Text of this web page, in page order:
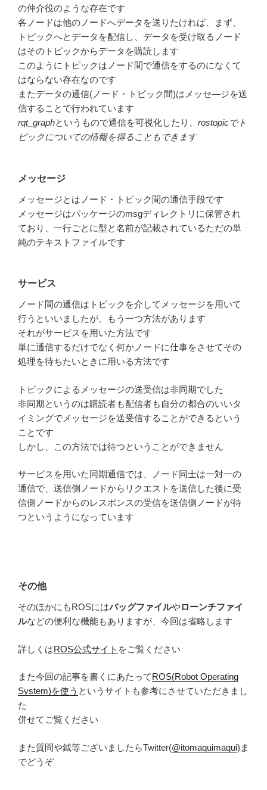
の仲介役のような存在です
各ノードは他のノードへデータを送りたければ、まず、
トピックへとデータを配信し、データを受け取るノード
はそのトピックからデータを購読します
このようにトピックはノード間で通信をするのになくて
はならない存在なのです
またデータの通信(ノード・トピック間)はメッセ―ジを送
信することで行われています
rqt_graphというもので通信を可視化したり、 rostopicでト
ピックについての情報を得ることもできます
メッセージ
メッセージとはノード・トピック間の通信手段です
メッセージはパッケージのmsgディレクトリに保管され
ており、一行ごとに型と名前が記載されているただの単
純のテキストファイルです
サービス
ノード間の通信はトピックを介してメッセージを用いて
行うといいましたが、もう一つ方法があります
それがサービスを用いた方法です
単に通信するだけでなく何かノードに仕事をさせてその
処理を待ちたいときに用いる方法です
トピックによるメッセージの送受信は非同期でした
非同期というのは購読者も配信者も自分の都合のいいタ
イミングでメッセージを送受信することができるという
ことです
しかし、この方法では待つということができません
サービスを用いた同期通信では、ノード同士は一対一の
通信で、送信側ノードからリクエストを送信した後に受
信側ノードからのレスポンスの受信を送信側ノードが待
つというようになっています
その他
そのほかにもROSにはバッグファイルやローンチファイ
ルなどの便利な機能もありますが、今回は省略します
詳しくはROS公式サイト をご覧ください
また今回の記事を書くにあたってROS(Robot Operating
System)を使う というサイトも参考にさせていただきまし
た
併せてご覧ください
また質問や鉞等ございましたらTwitter(@itomaquimaqui)ま
でどうぞ